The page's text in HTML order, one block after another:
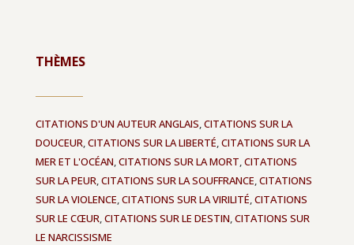
THÈMES
CITATIONS D'UN AUTEUR ANGLAIS,CITATIONS SUR LA
DOUCEUR,CITATIONS SUR LA LIBERTÉ,CITATIONS SUR LA
MER ET L'OCÉAN,CITATIONS SUR LA MORT,CITATIONS
SUR LA PEUR,CITATIONS SUR LA SOUFFRANCE,CITATIONS
SUR LA VIOLENCE,CITATIONS SUR LA VIRILITÉ,CITATIONS
SUR LE CŒUR,CITATIONS SUR LE DESTIN,CITATIONS SUR
LE NARCISSISME